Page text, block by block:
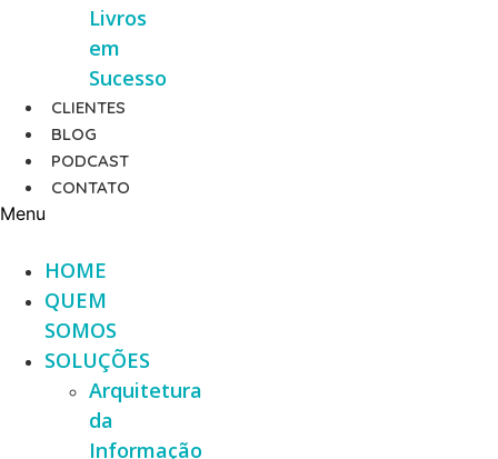
Livros
em
Sucesso
CLIENTES
BLOG
PODCAST
CONTATO
Menu
HOME
QUEM
SOMOS
SOLUÇÕES
Arquitetura
da
Informação